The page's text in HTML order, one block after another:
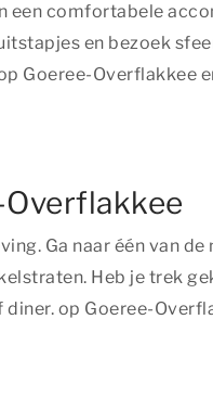
een comfortabele
en bezoek
Goeree-Overflakkee
Ga naar één van de
Heb je trek
op Goeree-